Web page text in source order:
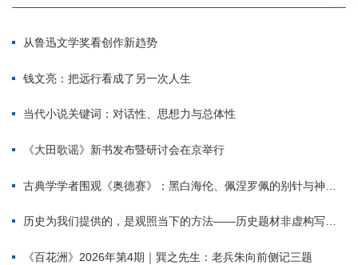
从鲁迅文学奖看创作新趋势
钱文亮：把远行看成了另一次人生
当代小说关键词：对话性、思想力与总体性
《大田歌谣》新书发布暨研讨会在京举行
古典学学者围观《奥德赛》：黑白海伦、佩涅罗佩的别针与神秘入侵者
历史为我们提供的，是观照当下的方法——历史题材非虚构写作多人谈
《百花洲》2026年第4期｜巽之先生：老兵朱向前侧记三题